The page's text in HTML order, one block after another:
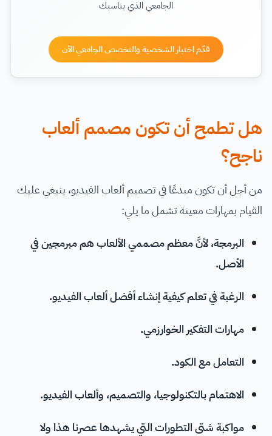
الجامعي الذي يناسبك
قدّم اختبار الشخصية والتخصص الجامعي الآن
هل تطمح أن تكون مصمم ألعاب
ناجح؟
من أجل أن تكون مبدعًا في تصميم ألعاب الفيديو، ينبغي عليك
القيام بمهارات معينة تشمل ما يلي:
البرمجة، لأنَّ معظم مصممي الألعاب هم مبرمجين في
الأصل.
الرغبة في تعلم كيفية إنشاء أفضل ألعاب الفيديو.
مهارات التفكير الخوارزمي.
التعامل مع الكود.
الاهتمام بالتكنولوجيا، والتصميم، وألعاب الفيديو.
مواكبة شتى التطورات التي يشهدها عصرنا هذا ولا